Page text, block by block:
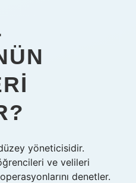
yöneticisidir.
ve velileri
denetler.